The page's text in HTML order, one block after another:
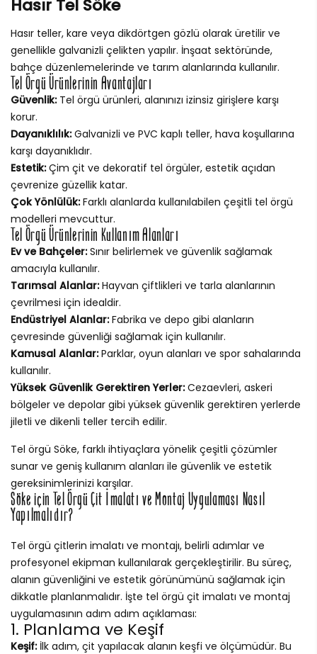
Hasır Tel Söke
Hasır teller, kare veya dikdörtgen gözlü olarak üretilir ve
genellikle galvanizli çelikten yapılır. İnşaat sektöründe,
bahçe düzenlemelerinde ve tarım alanlarında kullanılır.
Tel Örgü Ürünlerinin Avantajları
Güvenlik:Tel örgü ürünleri, alanınızı izinsiz girişlere karşı
korur.
Dayanıklılık:Galvanizli ve PVC kaplı teller, hava koşullarına
karşı dayanıklıdır.
Estetik:Çim çit ve dekoratif tel örgüler, estetik açıdan
çevrenize güzellik katar.
Çok Yönlülük:Farklı alanlarda kullanılabilen çeşitli tel örgü
modelleri mevcuttur.
Tel Örgü Ürünlerinin Kullanım Alanları
Ev ve Bahçeler:Sınır belirlemek ve güvenlik sağlamak
amacıyla kullanılır.
Tarımsal Alanlar:Hayvan çiftlikleri ve tarla alanlarının
çevrilmesi için idealdir.
Endüstriyel Alanlar:Fabrika ve depo gibi alanların
çevresinde güvenliği sağlamak için kullanılır.
Kamusal Alanlar:Parklar, oyun alanları ve spor sahalarında
kullanılır.
Yüksek Güvenlik Gerektiren Yerler:Cezaevleri, askeri
bölgeler ve depolar gibi yüksek güvenlik gerektiren yerlerde
jiletli ve dikenli teller tercih edilir.
Tel örgü Söke, farklı ihtiyaçlara yönelik çeşitli çözümler
sunar ve geniş kullanım alanları ile güvenlik ve estetik
gereksinimlerinizi karşılar.
Söke için Tel Örgü Çit İmalatı ve Montaj Uygulaması Nasıl
Yapılmalıdır?
Tel örgü çitlerin imalatı ve montajı, belirli adımlar ve
profesyonel ekipman kullanılarak gerçekleştirilir. Bu süreç,
alanın güvenliğini ve estetik görünümünü sağlamak için
dikkatle planlanmalıdır. İşte tel örgü çit imalatı ve montaj
uygulamasının adım adım açıklaması:
1. Planlama ve Keşif
Keşif:İlk adım, çit yapılacak alanın keşfi ve ölçümüdür. Bu